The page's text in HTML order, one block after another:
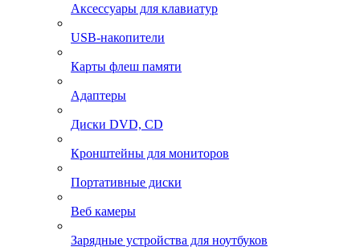
Аксессуары для клавиатур
USB-накопители
Карты флеш памяти
Адаптеры
Диски DVD, CD
Кронштейны для мониторов
Портативные диски
Веб камеры
Зарядные устройства для ноутбуков